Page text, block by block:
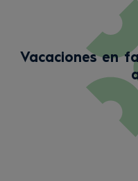
Vacaciones en